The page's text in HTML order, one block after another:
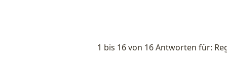
1 bis 16 von 16 Antworten für: